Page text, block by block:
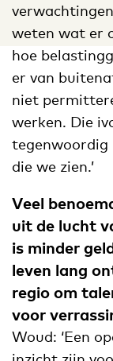
weten wat er
hoe
er van
niet
werken. Die
tegenwoordig
die we zien.’
Veel
uit de lucht
is minder
leven lang
regio om
voor
Woud: ‘Een